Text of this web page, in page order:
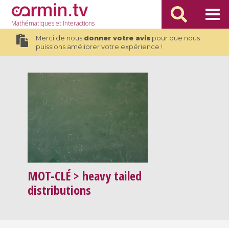
Mathématiqueset Interactions
Merci de nous donner votre avispour que nous
puissions améliorer votre expérience !
MOT-CLÉ > heavy tailed
distributions